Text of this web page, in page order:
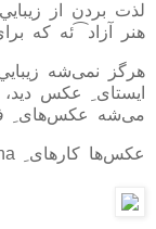
لذت بردن از
هنر آزاد⁀ئه که
هرگز نمی‌شه
ايستای
عکس ديد،
می‌شه عکس‌های
عکس‌ها کارهای